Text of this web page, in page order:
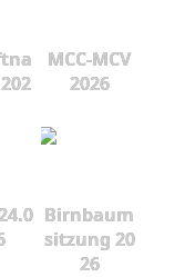
MCC-MCV
2026
Birnbaum
sitzung 20
26